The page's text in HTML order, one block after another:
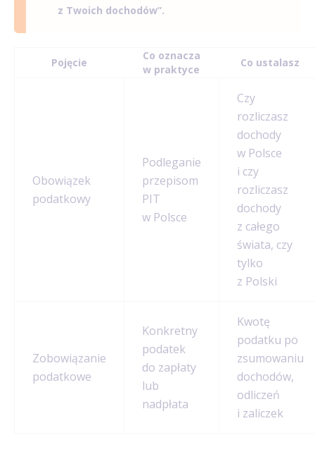
z Twoich dochodów”.
Pojęcie
Co oznacza
w praktyce
Co ustalasz
Obowiązek
podatkowy
Podleganie
przepisom
PIT
w Polsce
Czy
rozliczasz
dochody
w Polsce
i czy
rozliczasz
dochody
z całego
świata, czy
tylko
z Polski
Zobowiązanie
podatkowe
Konkretny
podatek
do zapłaty
lub
nadpłata
Kwotę
podatku po
zsumowaniu
dochodów,
odliczeń
i zaliczek